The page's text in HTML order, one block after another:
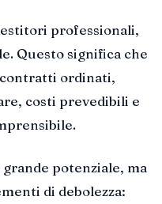
professionali,
Questo significa che
ordinati,
costi prevedibili e
potenziale, ma
di debolezza: